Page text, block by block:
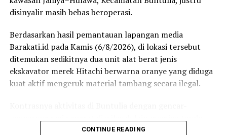
disinyalir masih bebas beroperasi.
Berdasarkan hasil pemantauan lapangan media
Barakati.id pada Kamis (6/8/2026), di lokasi tersebut
ditemukan sedikitnya dua unit alat berat jenis
ekskavator merek Hitachi berwarna oranye yang diduga
kuat aktif mengeruk material tambang secara ilegal.
tanya publik. Pasalnya, meski kepolisian berulang kali
CONTINUE READING